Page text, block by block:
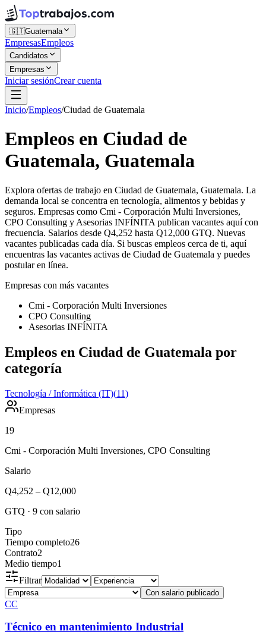
🇬🇹Guatemala
EmpresasEmpleos
Candidatos
Empresas
Iniciar sesiónCrear cuenta
Inicio/Empleos/Ciudad de Guatemala
Empleos en Ciudad de
Guatemala, Guatemala
Explora ofertas de trabajo en Ciudad de Guatemala, Guatemala. La
demanda local se concentra en tecnología, alimentos y bebidas y
seguros. Empresas como Cmi - Corporación Multi Inversiones,
CPO Consulting y Asesorias INFÍNITA publican vacantes aquí con
frecuencia. Salarios desde Q4,252 hasta Q12,000 GTQ. Nuevas
vacantes publicadas cada día. Si buscas empleos cerca de ti, aquí
encuentras las vacantes activas de Ciudad de Guatemala y puedes
postular en línea.
Empresas con más vacantes
Cmi - Corporación Multi Inversiones
CPO Consulting
Asesorias INFÍNITA
Empleos en Ciudad de Guatemala por
categoría
Tecnología / Informática (IT)(11)
Empresas
19
Cmi - Corporación Multi Inversiones, CPO Consulting
Salario
Q4,252 – Q12,000
GTQ · 9 con salario
Tipo
Tiempo completo26
Contrato2
Medio tiempo1
Filtrar
Con salario publicado
CC
Técnico en mantenimiento Industrial